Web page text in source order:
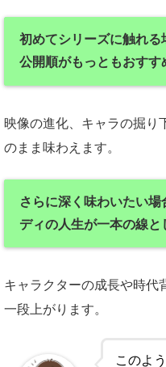
初めてシリーズに触れ
公開順がもっともおすす
映像の進化、キャラの掘り
のまま味わえます。
さらに深く味わいたい
ディの人生が一本の線と
キャラクターの成長や時代
一段上がります。
このよ